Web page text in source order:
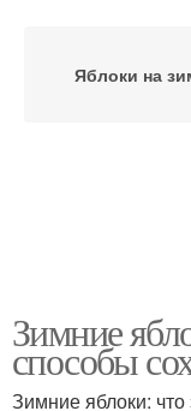
Яблоки на
Зимние
способы
Зимние яблоки: что